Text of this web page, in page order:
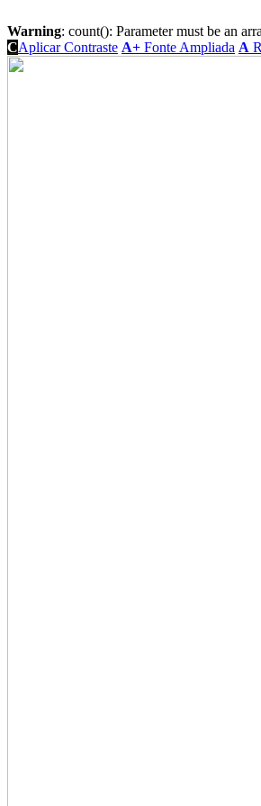
Warning: count(): Parameter must be an
CAplicar Contraste A+ Fonte Ampliada A